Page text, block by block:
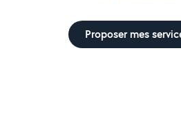
Proposer mes